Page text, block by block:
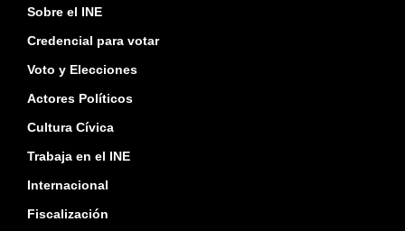
Sobre el INE
Credencial para votar
Voto y Elecciones
Actores Políticos
Cultura Cívica
Trabaja en el INE
Internacional
Fiscalización